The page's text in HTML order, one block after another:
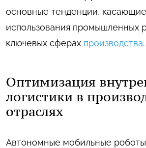
основные тенденции,
использования промышленных
ключевых сферах производства.
Оптимизация
логистики в
отраслях
Автономные мобильные роботы